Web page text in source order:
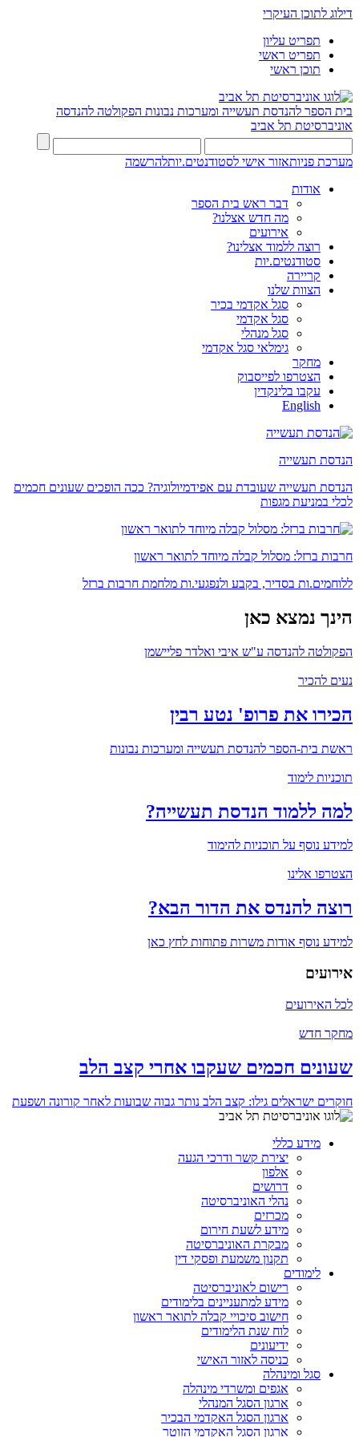
דילוג לתוכן העיקרי
תפריט עליון
תפריט ראשי
תוכן ראשי
בית הספר להנדסת תעשייה ומערכות נבונות הפקולטה להנדסה
אוניברסיטת תל אביב
מערכת פניותאזור אישי לסטודנטים.יותלהרשמה
אודות
דבר ראש בית הספר
מה חדש אצלנו?
אירועים
רוצה ללמוד אצלינו?
סטודנטים.יות
קריירה
הצוות שלנו
סגל אקדמי בכיר
סגל אקדמי
סגל מנהלי
גימלאי סגל אקדמי
מחקר
הצטרפו לפייסבוק
עקבו בלינקדין
English
הנדסת תעשייה
הנדסת תעשייה שעובדת עם אפידמיולוגיה? ככה הופכים שעונים חכמים
לכלי במניעת מגפות
חרבות ברזל: מסלול קבלה מיוחד לתואר ראשון
ללוחמים.ות בסדיר, בקבע ולנפגעי.ות מלחמת חרבות ברזל
הינך נמצא כאן
הפקולטה להנדסה ע"ש איבי ואלדר פליישמן
נעים להכיר
הכירו את פרופ' נטע רבין
ראשת בית-הספר להנדסת תעשייה ומערכות נבונות
תוכניות לימוד
למה ללמוד הנדסת תעשייה?
למידע נוסף על תוכניות להימוד
הצטרפו אלינו
רוצה להנדס את הדור הבא?
למידע נוסף אודות משרות פתוחות לחץ כאן
אירועים
לכל האירועים
מחקר חדש
שעונים חכמים שעקבו אחרי קצב הלב
חוקרים ישראלים גילו: קצב הלב נותר גבוה שבועות לאחר קורונה ושפעת
מידע כללי
יצירת קשר ודרכי הגעה
אלפון
דרושים
נהלי האוניברסיטה
מכרזים
מידע לשעת חירום
מבקרת האוניברסיטה
תקנון משמעת ופסקי דין
לימודים
רישום לאוניברסיטה
מידע למתעניינים בלימודים
חישוב סיכויי קבלה לתואר ראשון
לוח שנת הלימודים
ידיעונים
כניסה לאזור האישי
סגל ומינהלה
אגפים ומשרדי מינהלה
ארגון הסגל המנהלי
ארגון הסגל האקדמי הבכיר
ארגון הסגל האקדמי הזוטר